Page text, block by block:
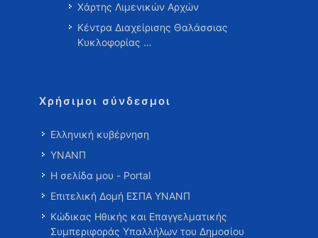
Χάρτης Λιμενικών Αρχών
Κέντρα Διαχείρισης Θαλάσσιας
Κυκλοφορίας …
Χρήσιμοι σύνδεσμοι
Ελληνική κυβέρνηση
ΥΝΑΝΠ
Η σελίδα μου - Portal
Επιτελική Δομή ΕΣΠΑ ΥΝΑΝΠ
Κώδικας Ηθικής και Επαγγελματικής
Συμπεριφοράς Υπαλλήλων του Δημοσίου